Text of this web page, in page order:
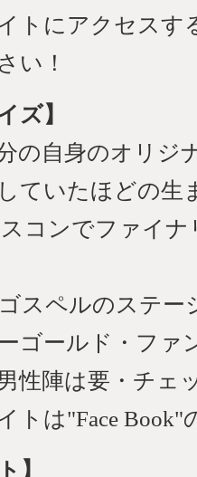
トにアクセスす
い！
ズ】
の自身のオリジ
ていたほどの
コンでファイ
スペルのステー
ゴールド・ファ
性陣は要・チェ
トは"Face Book"
】